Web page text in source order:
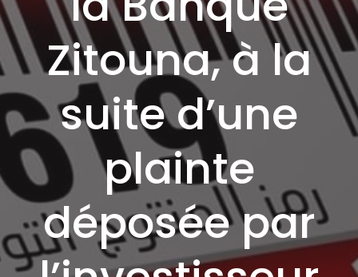
Zitouna, à la
suite d’une
plainte
déposée par